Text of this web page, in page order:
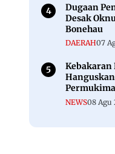
Dugaan
Desak
Bonehau
DAERAH07
Kebakaran
NEWS08 Agu